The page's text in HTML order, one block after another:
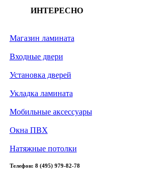
ИНТЕРЕСНО
Магазин ламината
Входные двери
Установка дверей
Укладка ламината
Мобильные аксессуары
Окна ПВХ
Натяжные потолки
Телефон: 8 (495) 979-82-78